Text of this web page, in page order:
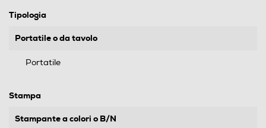
Tipologia
Portatile o da tavolo
Portatile
Stampa
Stampante a colori o B/N